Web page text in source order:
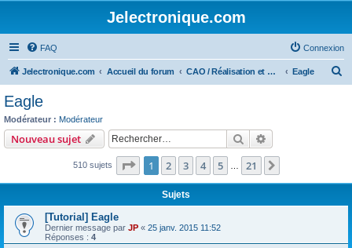
Jelectronique.com
FAQ Connexion
Jelectronique.com Accueil du forum CAO / Réalisation et montage de PCB Eagle
c
Eagle
Modérateur : Modérateur
Nouveau sujet Rechercher
510 sujets Page 1sur21
1 2 3 4 5 21
Sujets
[Tutorial] Eagle
Dernier message par JP « 25 janv. 2015 11:52
Réponses : 4